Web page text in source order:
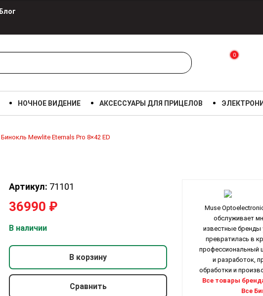
Блог
0
НОЧНОЕ ВИДЕНИЕ АКСЕССУАРЫ ДЛЯ ПРИЦЕЛОВ
Бинокль Mewlite Eternals Pro 8×42 ED
Артикул: 71101
36990 ₽
В наличии
В корзину
Сравнить
Muse
обслуживает
известные бренды
превратилась в
профессиональный
и разработок,
обработки и
Все товары
Все